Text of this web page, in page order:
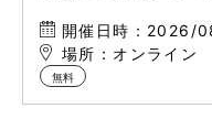
開催日時：2026/
場所：オンライン
無料